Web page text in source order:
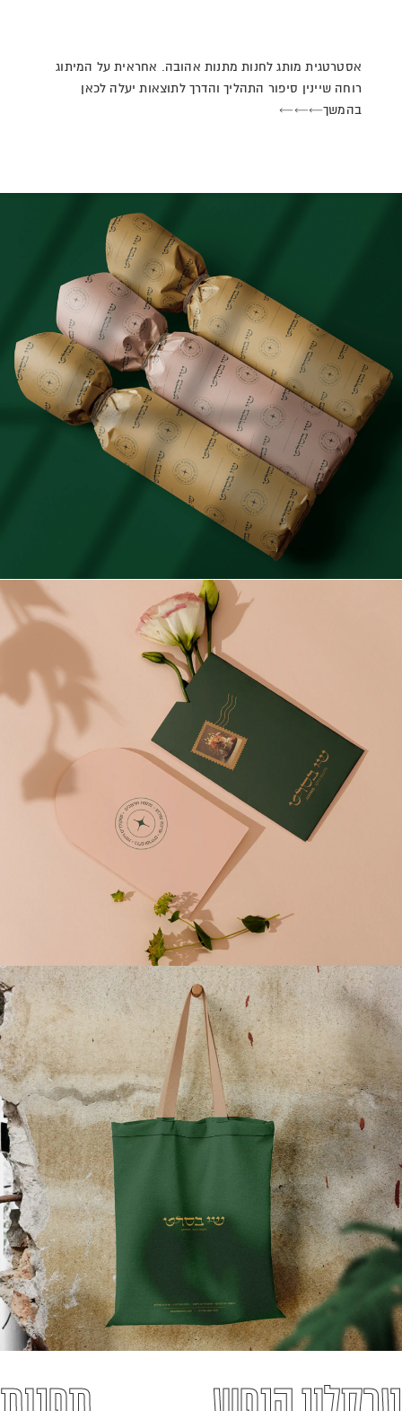
אסטרטגית מותג לחנות מתנות אהובה. אחראית על המיתוג
רוחה שיינין סיפור התהליך והדרך לתוצאות יעלה לכאן
בהמשך←←←